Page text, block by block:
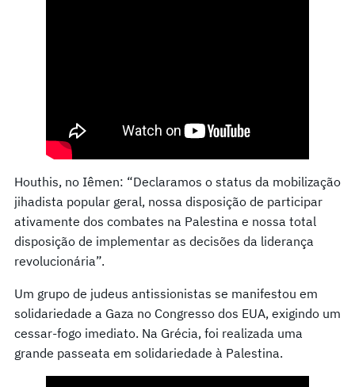
Houthis, no Iêmen: “Declaramos o status da mobilização
jihadista popular geral, nossa disposição de participar
ativamente dos combates na Palestina e nossa total
disposição de implementar as decisões da liderança
revolucionária”.
Um grupo de judeus antissionistas se manifestou em
solidariedade a Gaza no Congresso dos EUA, exigindo um
cessar-fogo imediato. Na Grécia, foi realizada uma
grande passeata em solidariedade à Palestina.